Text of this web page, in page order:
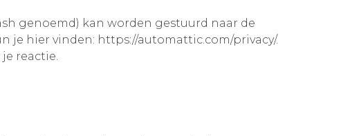
genoemd) kan worden gestuurd naar de
je hier vinden: https://automattic.com/privacy/.
reactie.